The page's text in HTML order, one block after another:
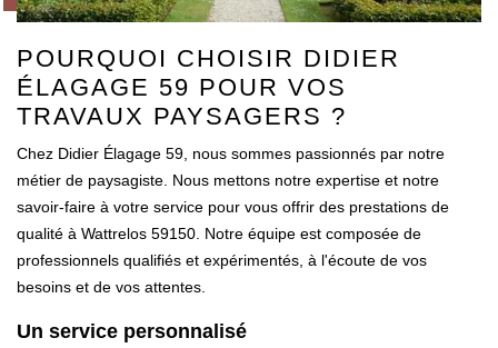
POURQUOI CHOISIR DIDIER
ÉLAGAGE 59 POUR VOS
TRAVAUX PAYSAGERS ?
Chez Didier Élagage 59, nous sommes passionnés par notre
métier de paysagiste. Nous mettons notre expertise et notre
savoir-faire à votre service pour vous offrir des prestations de
qualité à Wattrelos 59150. Notre équipe est composée de
professionnels qualifiés et expérimentés, à l'écoute de vos
besoins et de vos attentes.
Un service personnalisé